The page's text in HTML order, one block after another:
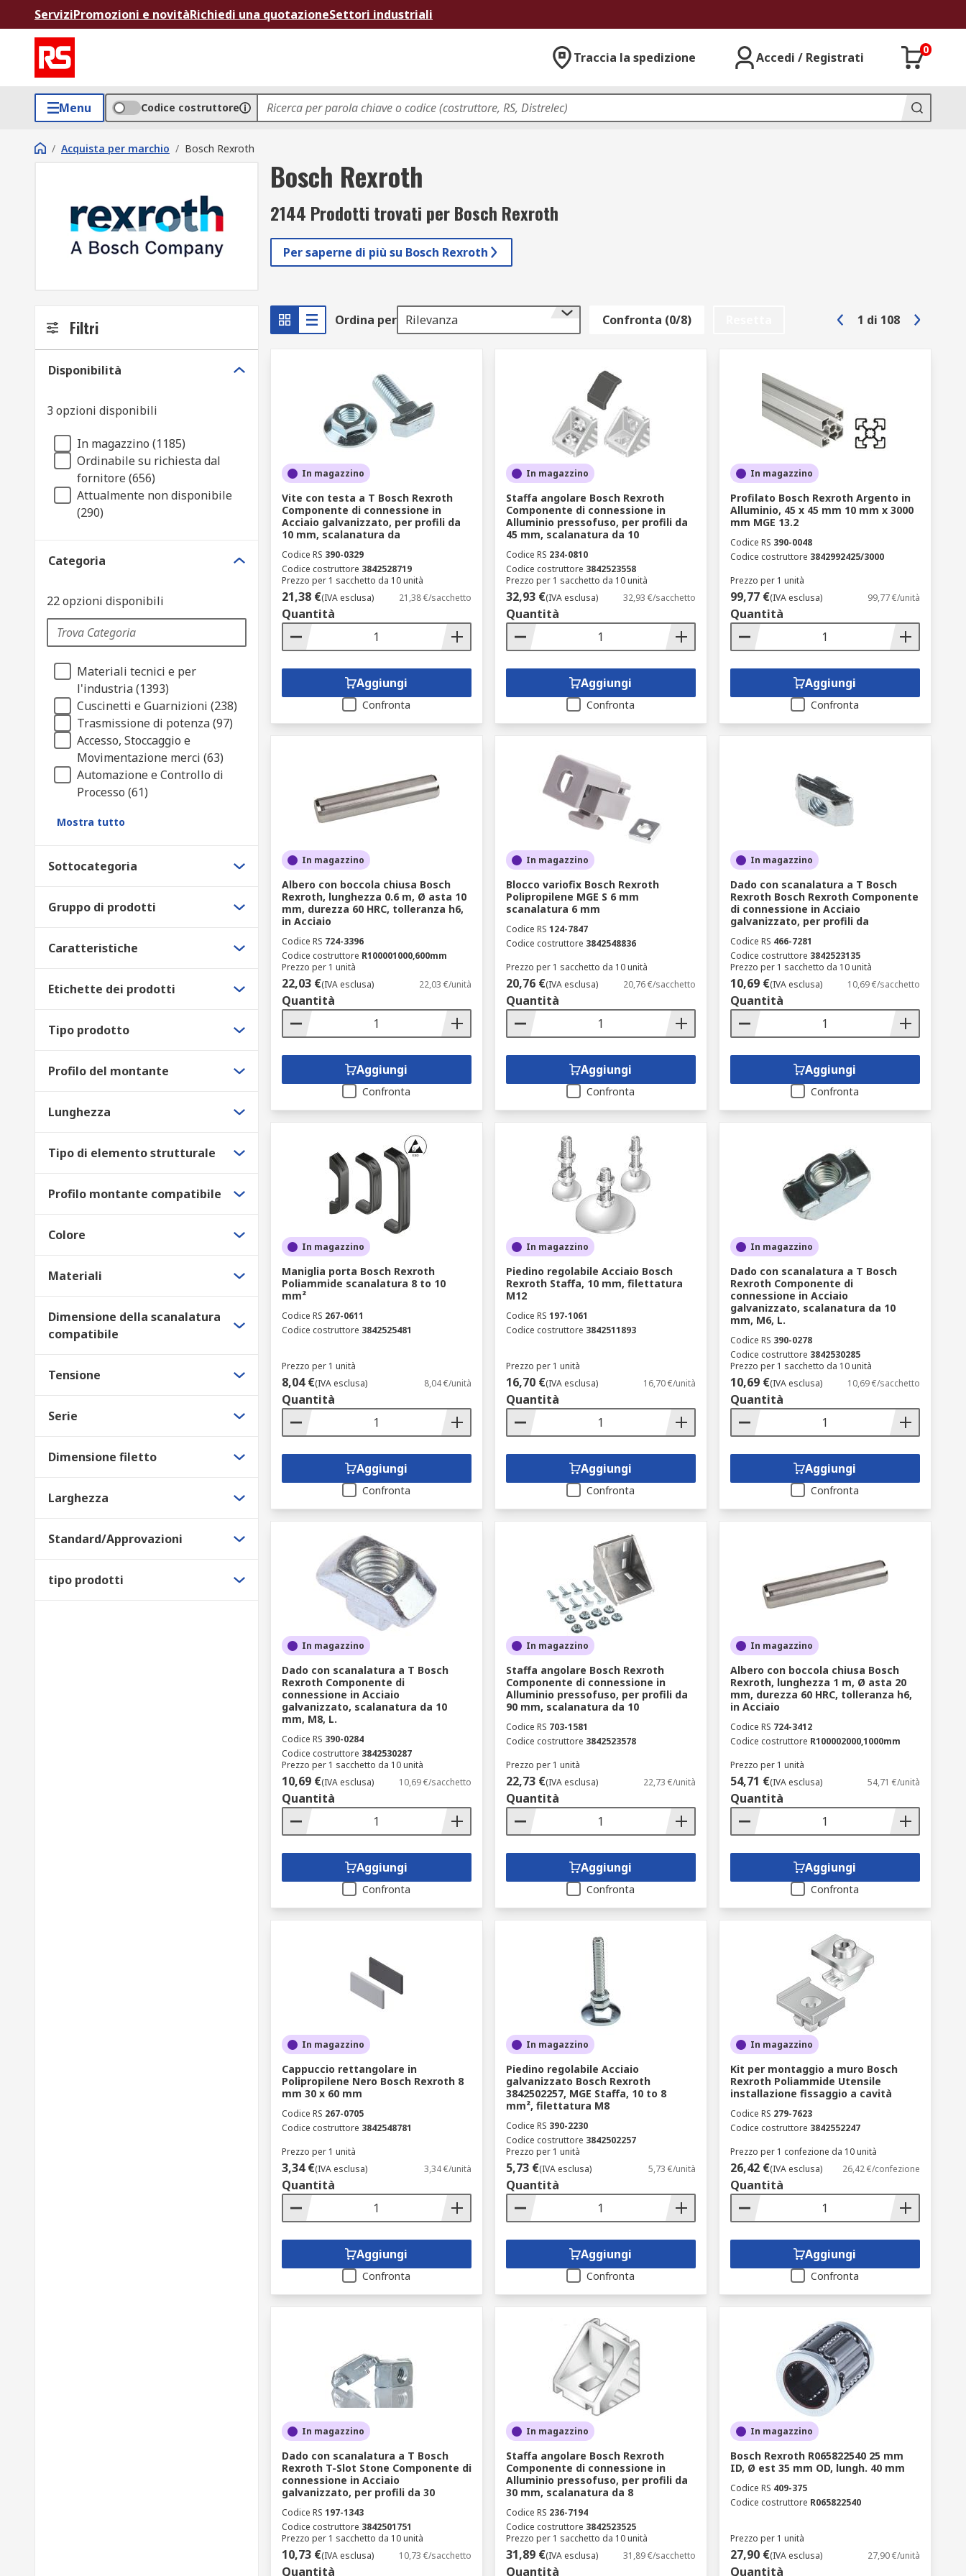
ServiziPromozioni e novitàRichiedi una quotazioneSettori industriali
Traccia la spedizione Accedi / Registrati
0
Menu Codice costruttore
/ Acquista per marchio / Bosch Rexroth
Bosch Rexroth
2144 Prodotti trovati per Bosch Rexroth
Per saperne di più su Bosch Rexroth
Filtri
Disponibilità
3 opzioni disponibili
In magazzino (1185)
Ordinabile su richiesta dal
fornitore (656)
Attualmente non disponibile
(290)
Categoria
22 opzioni disponibili
Materiali tecnici e per
l'industria (1393)
Cuscinetti e Guarnizioni (238)
Trasmissione di potenza (97)
Accesso, Stoccaggio e
Movimentazione merci (63)
Automazione e Controllo di
Processo (61)
Mostra tutto
Sottocategoria
Gruppo di prodotti
Caratteristiche
Etichette dei prodotti
Tipo prodotto
Profilo del montante
Lunghezza
Tipo di elemento strutturale
Profilo montante compatibile
Colore
Materiali
Dimensione della scanalatura
compatibile
Tensione
Serie
Dimensione filetto
Larghezza
Standard/Approvazioni
tipo prodotti
Ordina per Rilevanza Confronta (0/8) 1 di 108
In magazzino
Vite con testa a T Bosch Rexroth
Componente di connessione in
Acciaio galvanizzato, per profili da
10 mm, scalanatura da
Codice RS 390-0329
Codice costruttore 3842528719
Prezzo per 1 sacchetto da 10 unità
21,38 €(IVA esclusa) 21,38 €/sacchetto
Quantità
Aggiungi
Confronta
In magazzino
Staffa angolare Bosch Rexroth
Componente di connessione in
Alluminio pressofuso, per profili da
45 mm, scalanatura da 10
Codice RS 234-0810
Codice costruttore 3842523558
Prezzo per 1 sacchetto da 10 unità
32,93 €(IVA esclusa) 32,93 €/sacchetto
Quantità
Aggiungi
Confronta
In magazzino
Profilato Bosch Rexroth Argento in
Alluminio, 45 x 45 mm 10 mm x 3000
mm MGE 13.2
Codice RS 390-0048
Codice costruttore 3842992425/3000
Prezzo per 1 unità
99,77 €(IVA esclusa) 99,77 €/unità
Quantità
Aggiungi
Confronta
In magazzino
Albero con boccola chiusa Bosch
Rexroth, lunghezza 0.6 m, Ø asta 10
mm, durezza 60 HRC, tolleranza h6,
in Acciaio
Codice RS 724-3396
Codice costruttore R100001000,600mm
Prezzo per 1 unità
22,03 €(IVA esclusa) 22,03 €/unità
Quantità
Aggiungi
Confronta
In magazzino
Blocco variofix Bosch Rexroth
Polipropilene MGE S 6 mm
scanalatura 6 mm
Codice RS 124-7847
Codice costruttore 3842548836
Prezzo per 1 sacchetto da 10 unità
20,76 €(IVA esclusa) 20,76 €/sacchetto
Quantità
Aggiungi
Confronta
In magazzino
Dado con scanalatura a T Bosch
Rexroth Bosch Rexroth Componente
di connessione in Acciaio
galvanizzato, per profili da
Codice RS 466-7281
Codice costruttore 3842523135
Prezzo per 1 sacchetto da 10 unità
10,69 €(IVA esclusa) 10,69 €/sacchetto
Quantità
Aggiungi
Confronta
In magazzino
Maniglia porta Bosch Rexroth
Poliammide scanalatura 8 to 10
mm²
Codice RS 267-0611
Codice costruttore 3842525481
Prezzo per 1 unità
8,04 €(IVA esclusa) 8,04 €/unità
Quantità
Aggiungi
Confronta
In magazzino
Piedino regolabile Acciaio Bosch
Rexroth Staffa, 10 mm, filettatura
M12
Codice RS 197-1061
Codice costruttore 3842511893
Prezzo per 1 unità
16,70 €(IVA esclusa) 16,70 €/unità
Quantità
Aggiungi
Confronta
In magazzino
Dado con scanalatura a T Bosch
Rexroth Componente di
connessione in Acciaio
galvanizzato, scalanatura da 10
mm, M6, L.
Codice RS 390-0278
Codice costruttore 3842530285
Prezzo per 1 sacchetto da 10 unità
10,69 €(IVA esclusa) 10,69 €/sacchetto
Quantità
Aggiungi
Confronta
In magazzino
Dado con scanalatura a T Bosch
Rexroth Componente di
connessione in Acciaio
galvanizzato, scalanatura da 10
mm, M8, L.
Codice RS 390-0284
Codice costruttore 3842530287
Prezzo per 1 sacchetto da 10 unità
10,69 €(IVA esclusa) 10,69 €/sacchetto
Quantità
Aggiungi
Confronta
In magazzino
Staffa angolare Bosch Rexroth
Componente di connessione in
Alluminio pressofuso, per profili da
90 mm, scalanatura da 10
Codice RS 703-1581
Codice costruttore 3842523578
Prezzo per 1 unità
22,73 €(IVA esclusa) 22,73 €/unità
Quantità
Aggiungi
Confronta
In magazzino
Albero con boccola chiusa Bosch
Rexroth, lunghezza 1 m, Ø asta 20
mm, durezza 60 HRC, tolleranza h6,
in Acciaio
Codice RS 724-3412
Codice costruttore R100002000,1000mm
Prezzo per 1 unità
54,71 €(IVA esclusa) 54,71 €/unità
Quantità
Aggiungi
Confronta
In magazzino
Cappuccio rettangolare in
Polipropilene Nero Bosch Rexroth 8
mm 30 x 60 mm
Codice RS 267-0705
Codice costruttore 3842548781
Prezzo per 1 unità
3,34 €(IVA esclusa) 3,34 €/unità
Quantità
Aggiungi
Confronta
In magazzino
Piedino regolabile Acciaio
galvanizzato Bosch Rexroth
3842502257, MGE Staffa, 10 to 8
mm², filettatura M8
Codice RS 390-2230
Codice costruttore 3842502257
Prezzo per 1 unità
5,73 €(IVA esclusa) 5,73 €/unità
Quantità
Aggiungi
Confronta
In magazzino
Kit per montaggio a muro Bosch
Rexroth Poliammide Utensile
installazione fissaggio a cavità
Codice RS 279-7623
Codice costruttore 3842552247
Prezzo per 1 confezione da 10 unità
26,42 €(IVA esclusa) 26,42 €/confezione
Quantità
Aggiungi
Confronta
In magazzino
Dado con scanalatura a T Bosch
Rexroth T-Slot Stone Componente di
connessione in Acciaio
galvanizzato, per profili da 30
Codice RS 197-1343
Codice costruttore 3842501751
Prezzo per 1 sacchetto da 10 unità
10,73 €(IVA esclusa) 10,73 €/sacchetto
Quantità
In magazzino
Staffa angolare Bosch Rexroth
Componente di connessione in
Alluminio pressofuso, per profili da
30 mm, scalanatura da 8
Codice RS 236-7194
Codice costruttore 3842523525
Prezzo per 1 sacchetto da 10 unità
31,89 €(IVA esclusa) 31,89 €/sacchetto
Quantità
In magazzino
Bosch Rexroth R065822540 25 mm
ID, Ø est 35 mm OD, lungh. 40 mm
Codice RS 409-375
Codice costruttore R065822540
Prezzo per 1 unità
27,90 €(IVA esclusa) 27,90 €/unità
Quantità